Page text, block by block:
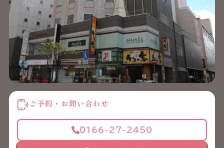
ご予約・お問い合わせ
0166-27-2450